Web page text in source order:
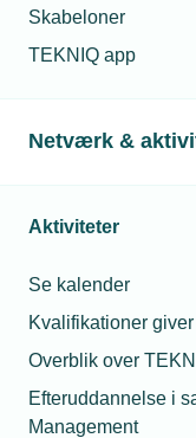
Skabeloner
TEKNIQ app
Netværk &
Aktiviteter
Se kalender
Kvalifikationer
Overblik over
Efteruddannelse i
Management